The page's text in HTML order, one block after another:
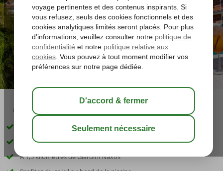
03:00 sauver
Hôtel à petite échelle
A seulement 200 mètres de la plage
A 1,5 kilomètres de Giardini Naxos